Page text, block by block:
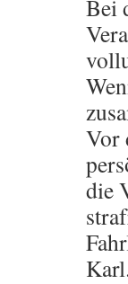
Bei
Vor
die